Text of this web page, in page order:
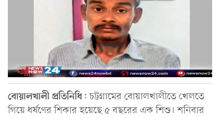
বোয়ালখালীপ্রতিনিধি : চট্টগ্রামের বোয়ালখালীতে খেলতে
গিয়ে ধর্ষণের শিকার হয়েছে ৫ বছরের এক শিশু। শনিবার